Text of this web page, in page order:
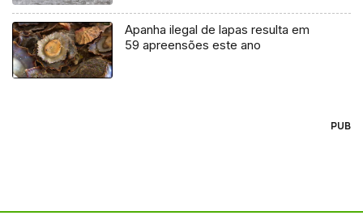
Apanha ilegal de lapas resulta em
59 apreensões este ano
PUB